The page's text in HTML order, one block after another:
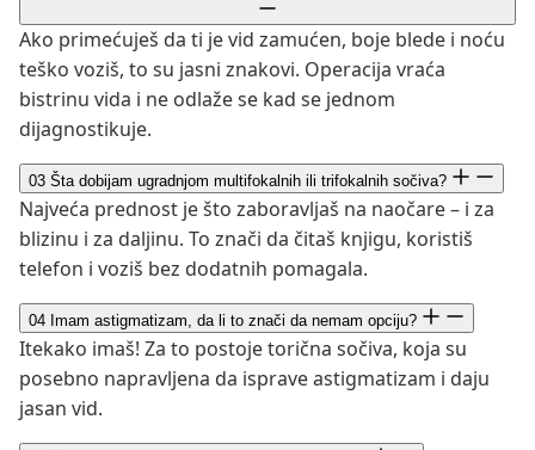
Ako primećuješ da ti je vid zamućen, boje blede i noću
teško voziš, to su jasni znakovi. Operacija vraća
bistrinu vida i ne odlaže se kad se jednom
dijagnostikuje.
03 Šta dobijam ugradnjom multifokalnih ili trifokalnih sočiva?
Najveća prednost je što zaboravljaš na naočare – i za
blizinu i za daljinu. To znači da čitaš knjigu, koristiš
telefon i voziš bez dodatnih pomagala.
04 Imam astigmatizam, da li to znači da nemam opciju?
Itekako imaš! Za to postoje torična sočiva, koja su
posebno napravljena da isprave astigmatizam i daju
jasan vid.